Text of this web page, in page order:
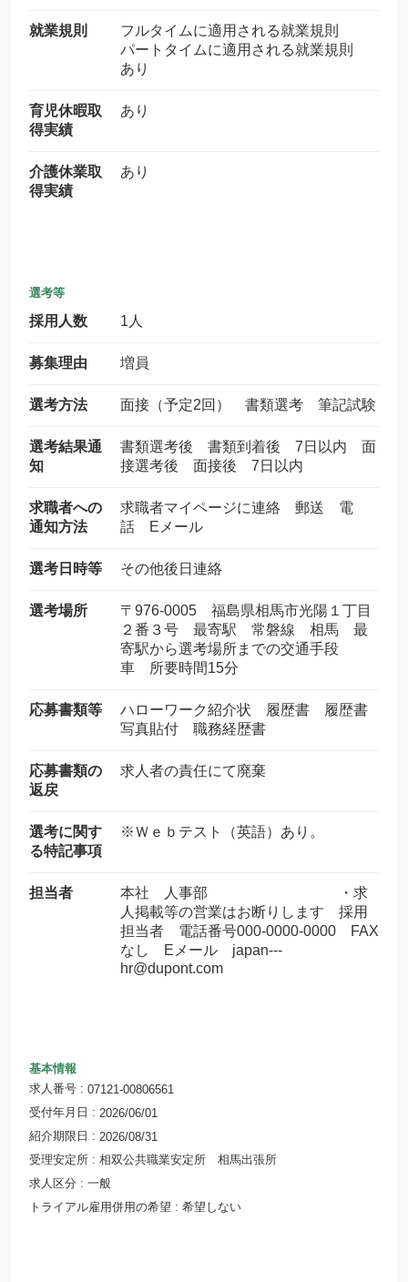
就業規則
フルタイムに適用される就業規則
パートタイムに適用される就業規則
あり
育児休暇取
得実績
あり
介護休業取
得実績
あり
選考等
採用人数 1人
募集理由 増員
選考方法 面接（予定2回） 書類選考 筆記試験
選考結果通
知
書類選考後 書類到着後 7日以内 面
接選考後 面接後 7日以内
求職者への
通知方法
求職者マイページに連絡 郵送 電
話 Eメール
選考日時等 その他後日連絡
選考場所
〒976-0005 福島県相馬市光陽１丁目
２番３号 最寄駅 常磐線 相馬 最
寄駅から選考場所までの交通手段
車 所要時間15分
応募書類等
ハローワーク紹介状 履歴書 履歴書
写真貼付 職務経歴書
応募書類の
返戻
求人者の責任にて廃棄
選考に関す
る特記事項
※Ｗｅｂテスト（英語）あり。
担当者
本社 人事部 ・求
人掲載等の営業はお断りします 採用
担当者 電話番号000-0000-0000 FAX
なし Eメール japan---
hr@dupont.com
基本情報
求人番号
07121-00806561
受付年月日
2026/06/01
紹介期限日
2026/08/31
受理安定所
相双公共職業安定所 相馬出張所
求人区分
一般
トライアル雇用併用の希望
希望しない